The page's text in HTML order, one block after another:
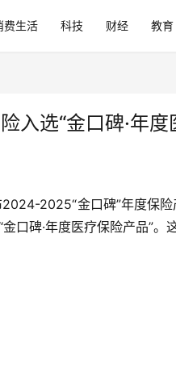
费生活 科技 财经 教育
入选“金口碑·年
2025“金口碑”年度保
口碑·年度医疗保险产品”